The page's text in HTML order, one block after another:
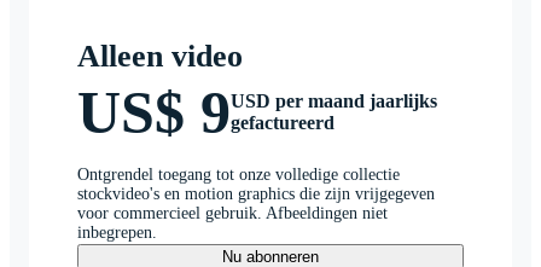
Alleen video
US$ 9USD per maand jaarlijks
gefactureerd
Ontgrendel toegang tot onze volledige collectie
stockvideo's en motion graphics die zijn vrijgegeven
voor commercieel gebruik. Afbeeldingen niet
inbegrepen.
Nu abonneren